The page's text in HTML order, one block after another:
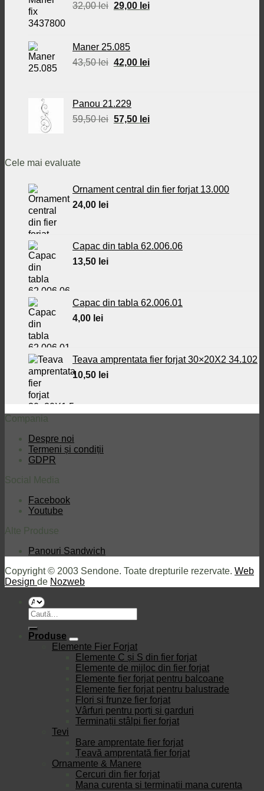
32,00lei Prețul
fost:
32,00 lei.
29,00 leiPrețul
Maner 25.085
43,50lei Prețul
fost:
43,50 lei.
42,00 leiPrețul
Panou 21.229
59,50lei Prețul
57,50 leiPrețul
Cele mai evaluate
Ornament central din fier forjat 13.000
24,00 lei
Capac din tabla 62.006.06
13,50 lei
Capac din tabla 62.006.01
4,00 lei
Teava amprentata fier forjat 30×20X2 34.102
10,50 lei
Compania
Despre noi
Termeni și condiții
GDPR
Social Media
Facebook
Youtube
Alte Produse
Panouri Sandwich
Copyright © 2003 Sendone. Toate drepturile rezervate. Web
Design de Nozweb
Caută
după:
Produse
Elemente Fier Forjat
Elemente C și S din fier forjat
Elemente de mijloc din fier forjat
Elemente fier forjat pentru balcoane
Elemente fier forjat pentru balustrade
Flori și frunze fier forjat
Vârfuri pentru porți și garduri
Terminații stâlpi fier forjat
Tevi
Bare amprentate fier forjat
Țeavă amprentată fier forjat
Ornamente & Manere
Cercuri din fier forjat
Mana curenta si terminatii mana curenta